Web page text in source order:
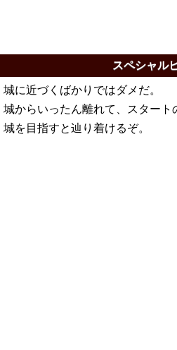
スペシャル
城に近づくばかりではダメだ。
城からいったん離れて、スタート
城を目指すと辿り着けるぞ。